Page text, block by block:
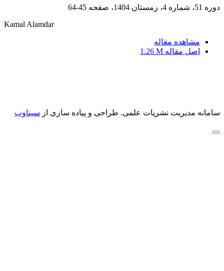
دوره 51، شماره 4، زمستان 1404، صفحه
45-64
Kamal Alamdar
مشاهده مقاله
اصل مقاله 1.26 M
سامانه مدیریت نشریات علمی. طراحی و پیاده سازی از سیناوب